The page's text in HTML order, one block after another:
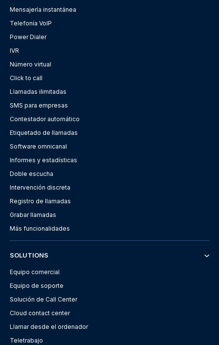
Mensajería instantánea
Telefonía VoIP
Power Dialer
IVR
Número virtual
Click to call
Llamadas ilimitadas
SMS para empresas
Contestador automático
Etiquetado de llamadas
Software omnicanal
Informes y estadísticas
Doble escucha
Intervención discreta
Registro de llamadas
Grabar llamadas
Más funcionalidades
SOLUTIONS
Equipo comercial
Equipo de soporte
Solución de Call Center
Cloud contact center
Llamar desde el ordenador
Teletrabajo